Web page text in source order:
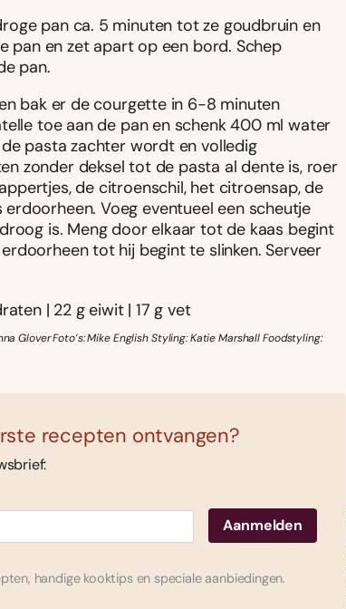
pan ca. 5 minuten tot ze goudbruin en
pan en zet apart op een bord. Schep
pan.
bak er de courgette in 6-8 minuten
toe aan de pan en schenk 400 ml water
pasta zachter wordt en volledig
zonder deksel tot de pasta al dente is, roer
de citroenschil, het citroensap, de
Voeg eventueel een scheutje
is. Meng door elkaar tot de kaas begint
tot hij begint te slinken. Serveer
| 22 g eiwit | 17 g vet
Glover Foto’s: Mike English Styling: Katie Marshall Foodstyling:
recepten ontvangen?
handige kooktips en speciale aanbiedingen.